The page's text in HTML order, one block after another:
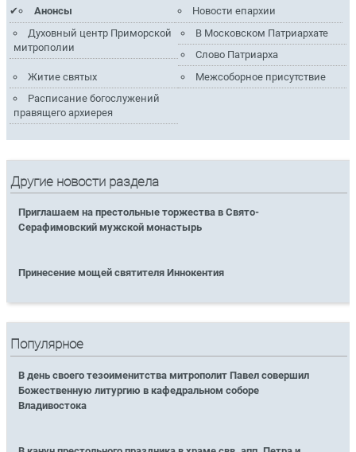
Анонсы
Новости епархии
Духовный центр Приморской
митрополии
В Московском Патриархате
Слово Патриарха
Житие святых
Межсоборное присутствие
Расписание богослужений
правящего архиерея
Другие новости раздела
Приглашаем на престольные торжества в Свято-
Серафимовский мужской монастырь
Принесение мощей святителя Иннокентия
Популярное
В день своего тезоименитства митрополит Павел совершил
Божественную литургию в кафедральном соборе
Владивостока